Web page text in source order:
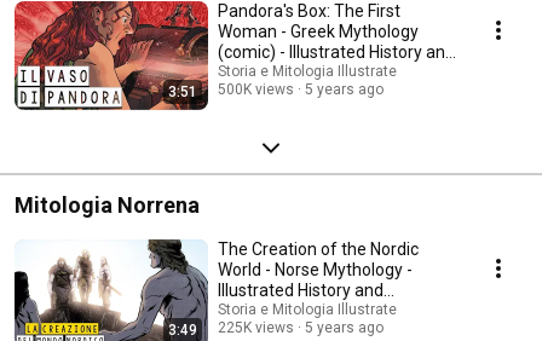
3:51
Pandora's Box: The First
Woman - Greek Mythology
(comic) - Illustrated History and
Mythology
Storia e Mitologia Illustrate
500K views
5 years ago
Mitologia Norrena
3:49
The Creation of the Nordic
World - Norse Mythology -
Illustrated History and
Mythology
Storia e Mitologia Illustrate
225K views
5 years ago